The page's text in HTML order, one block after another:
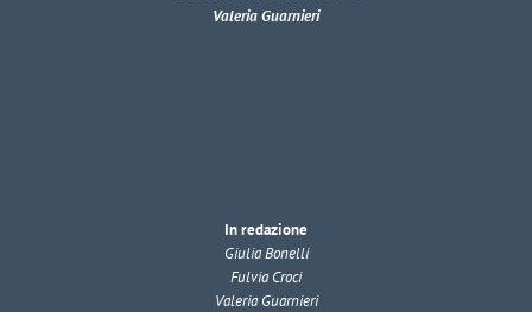
Valeria Guarnieri
In redazione
Giulia Bonelli
Fulvia Croci
Valeria Guarnieri